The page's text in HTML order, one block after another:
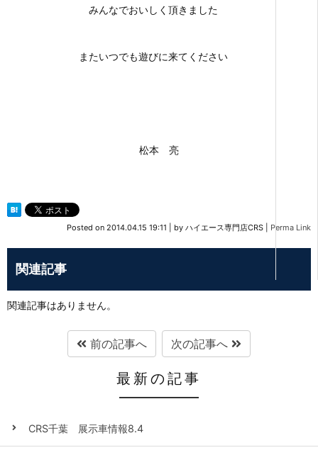
みんなでおいしく頂きました
またいつでも遊びに来てください
松本 亮
Posted on 2014.04.15 19:11 by ハイエース専門店CRS Perma Link
関連記事
関連記事はありません。
前の記事へ 次の記事へ
最新の記事
CRS千葉 展示車情報8.4